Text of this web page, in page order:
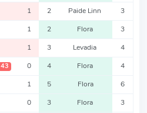
1 2 Paide Linn 3
1 2 Flora 3
1 3 Levadia 4
43 0 4 Flora 4
1 5 Flora 6
0 3 Flora 3